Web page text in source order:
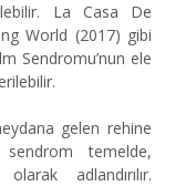
La Casa De
World (2017) gibi
Sendromu’nun ele
gelen rehine
temelde,
adlandırılır.